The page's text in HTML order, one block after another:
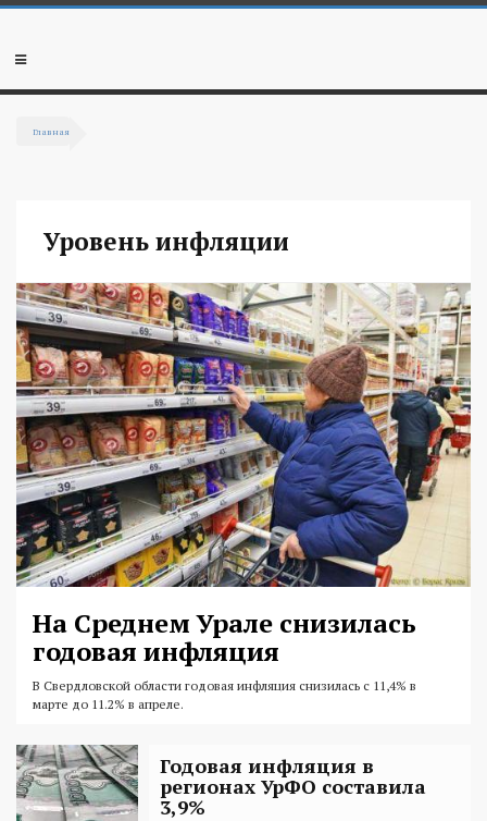
Перейти к основному содержанию
Мобильное
Главная
Уровень инфляции
На Среднем Урале снизилась
годовая инфляция
В Свердловской области годовая инфляция снизилась с 11,4% в
марте до 11.2% в апреле.
Годовая инфляция в
регионах УрФО составила
3,9%